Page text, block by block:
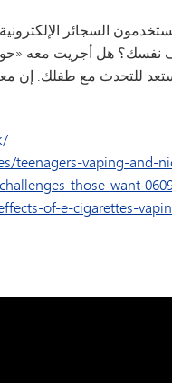
من الشباب يستخدمون السجائر
هل أجريت معه «حوار
للتحدث مع طفلك. إن
teenagers-vaping-and-
those-want-
of-e-cigarettes-